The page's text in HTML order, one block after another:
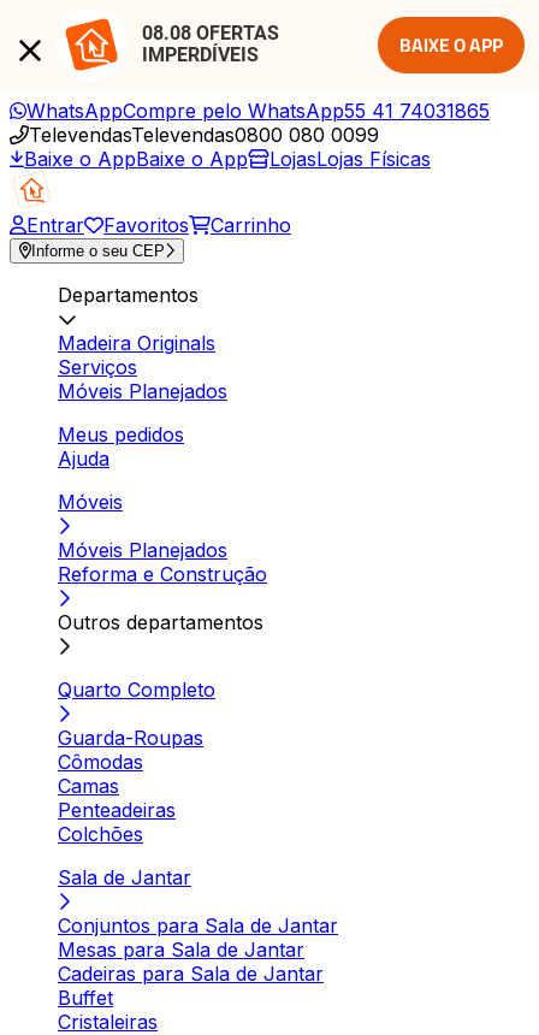
08.08 OFERTAS
IMPERDÍVEIS
BAIXE O APP
WhatsAppCompre pelo WhatsApp55 41 74031865
TelevendasTelevendas0800 080 0099
Baixe o AppBaixe o App LojasLojas Físicas
Entrar Favoritos Carrinho
Informe o seu CEP
Departamentos
Madeira Originals
Serviços
Móveis Planejados
Meus pedidos
Ajuda
Móveis
Móveis Planejados
Reforma e Construção
Outros departamentos
Quarto Completo
Guarda-Roupas
Cômodas
Camas
Penteadeiras
Colchões
Sala de Jantar
Conjuntos para Sala de Jantar
Mesas para Sala de Jantar
Cadeiras para Sala de Jantar
Buffet
Cristaleiras